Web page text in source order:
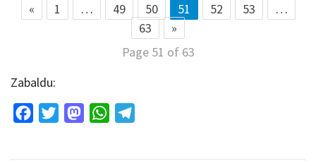
« 1 … 49 50 51 52 53
…
63
»
Page 51 of 63
Zabaldu:
FacebookTwitterMastodonWhatsApp